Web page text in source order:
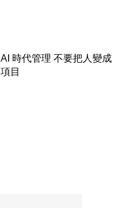
AI 時代管理 不要把人變成
項目